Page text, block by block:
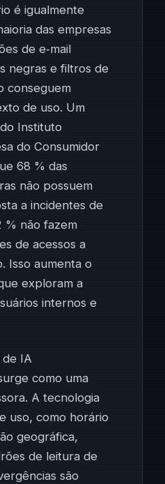
é igualmente
das empresas
de e‑mail
negras e filtros de
conseguem
de uso. Um
Instituto
do Consumidor
68 % das
não possuem
a incidentes de
% não fazem
de acessos a
Isso aumenta o
exploram a
internos e
de IA
como uma
A tecnologia
uso, como horário
geográfica,
de leitura de
são